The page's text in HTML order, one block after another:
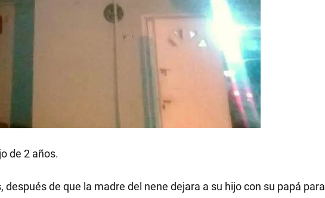
de 2 años.
después de que la madre del nene dejara a su hijo con su papá para